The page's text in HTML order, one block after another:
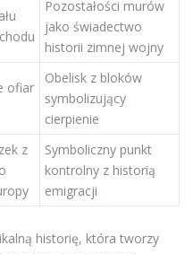
Pozostałości murów
jako świadectwo
historii zimnej wojny
ofiar
Obelisk z bloków
symbolizujący
cierpienie
z
Symboliczny punkt
kontrolny z historią
emigracji
historię, która tworzy